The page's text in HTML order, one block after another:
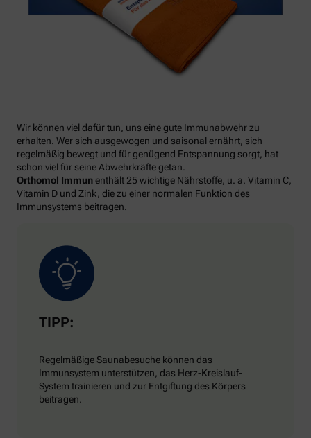
Wir können viel dafür tun, uns eine gute Immunabwehr zu
erhalten. Wer sich ausgewogen und saisonal ernährt, sich
regelmäßig bewegt und für genügend Entspannung sorgt, hat
schon viel für seine Abwehrkräfte getan.
Orthomol Immunenthält 25 wichtige Nährstoffe, u. a. Vitamin C,
Vitamin D und Zink, die zu einer normalen Funktion des
Immunsystems beitragen.
TIPP:
Regelmäßige Saunabesuche können das
Immunsystem unterstützen, das Herz-Kreislauf-
System trainieren und zur Entgiftung des Körpers
beitragen.